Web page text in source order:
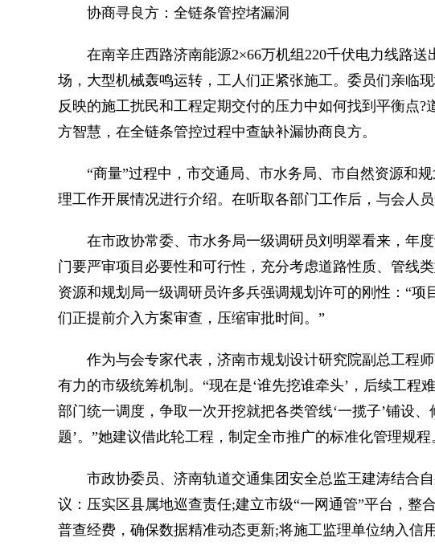
协商寻良方：全链条管控堵漏洞
在南辛庄西路济南能源2×66万机组220千伏电力线路送
场，大型机械轰鸣运转，工人们正紧张施工。委员们亲临
反映的施工扰民和工程定期交付的压力中如何找到平衡点?
方智慧，在全链条管控过程中查缺补漏协商良方。
“商量”过程中，市交通局、市水务局、市自然资源和规
理工作开展情况进行介绍。在听取各部门工作后，与会人
在市政协常委、市水务局一级调研员刘明翠看来，年度
门要严审项目必要性和可行性，充分考虑道路性质、管线
资源和规划局一级调研员许多兵强调规划许可的刚性：“
们正提前介入方案审查，压缩审批时间。”
作为与会专家代表，济南市规划设计研究院副总工程师
有力的市级统筹机制。“现在是‘谁先挖谁牵头’，后续工程
部门统一调度，争取一次开挖就把各类管线‘一揽子’铺设
题’。”她建议借此轮工程，制定全市推广的标准化管理规程
市政协委员、济南轨道交通集团安全总监王建涛结合自
议：压实区县属地巡查责任;建立市级“一网通管”平台，整
普查经费，确保数据精准动态更新;将施工监理单位纳入信